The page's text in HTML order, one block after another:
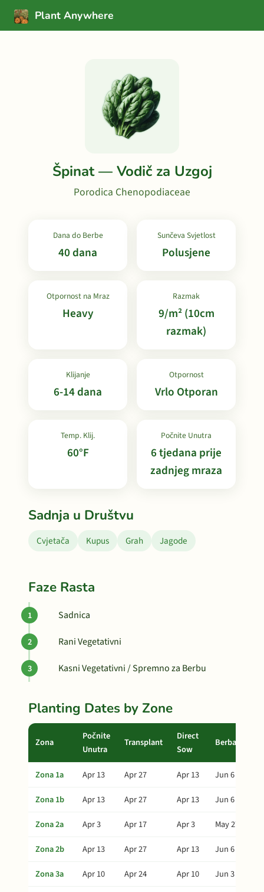
Plant Anywhere
Špinat — Vodič za Uzgoj
Porodica Chenopodiaceae
Dana do Berbe
40 dana
Sunčeva Svjetlost
Polusjene
Otpornost na Mraz
Heavy
Razmak
9/m² (10cm
razmak)
Klijanje
6-14 dana
Otpornost
Vrlo Otporan
Temp. Klij.
60°F
Počnite Unutra
6 tjedana prije
zadnjeg mraza
Sadnja u Društvu
Cvjetača Kupus Grah Jagode
Faze Rasta
Sadnica
Rani Vegetativni
Kasni Vegetativni / Spremno za Berbu
Planting Dates by Zone
Zona
Počnite
Unutra
Transplant
Direct
Sow
Berba
Zona 1a Apr 13 Apr 27 Apr 13
Jun 6
Zona 1b
Apr 13 Apr 27 Apr 13
Jun 6
Zona 2a
Apr 3 Apr 17 Apr 3
May 27
Zona 2b
Apr 13 Apr 27 Apr 13
Jun 6
Zona 3a
Apr 10 Apr 24 Apr 10
Jun 3